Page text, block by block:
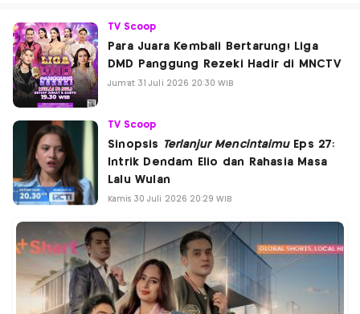
TV Scoop
Para Juara Kembali Bertarung! Liga
DMD Panggung Rezeki Hadir di MNCTV
Jum'at 31 Juli 2026 20:30 WIB
TV Scoop
Sinopsis Terlanjur MencintaimuEps 27:
Intrik Dendam Elio dan Rahasia Masa
Lalu Wulan
Kamis 30 Juli 2026 20:29 WIB